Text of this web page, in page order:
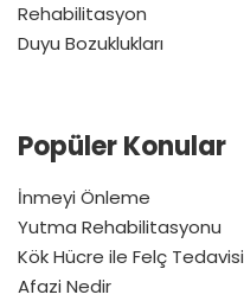
Rehabilitasyon
Duyu Bozuklukları
Popüler Konular
İnmeyi Önleme
Yutma Rehabilitasyonu
Kök Hücre ile Felç Tedavisi
Afazi Nedir